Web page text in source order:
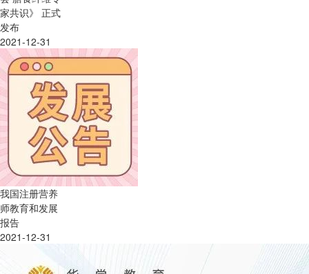
家共识》 正式
发布
2021-12-31
我国注册营养
师教育和发展
报告
2021-12-31